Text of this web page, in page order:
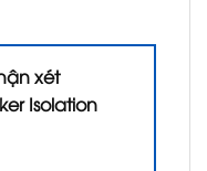
xét
Isolation